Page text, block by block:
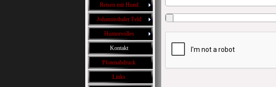
Reisen mit Hund
Johannisthaler Feld
Humorvolles
Kontakt
Pfotenabdruck
Links